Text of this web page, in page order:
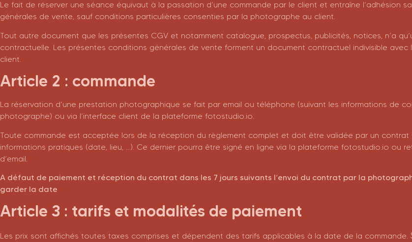
Le fait de réserver une séance équivaut à la passation d’une commande par le client et entraîne l’adhésion
générales de vente, sauf conditions particulières consenties par la photographe au client.
Tout autre document que les présentes CGV et notamment catalogue, prospectus, publicités, notices, n’a
contractuelle. Les présentes conditions générales de vente forment un document contractuel indivisible
client.
Article 2 : commande
La réservation d’une prestation photographique se fait par email ou téléphone (suivant les informations de
photographe) ou via l’interface client de la plateforme fotostudio.io.
Toute commande est acceptée lors de la réception du règlement complet et doit être validée par un contrat
informations pratiques (date, lieu, …). Ce dernier pourra être signé en ligne via la plateforme fotostudio.io ou
d’email.
A défaut de paiement et réception du contrat dans les 7 jours suivants l’envoi du contrat par la
garder la date
Article 3 : tarifs et modalités de paiement
Les prix sont affichés toutes taxes comprises et dépendent des tarifs applicables à la date de la commande.